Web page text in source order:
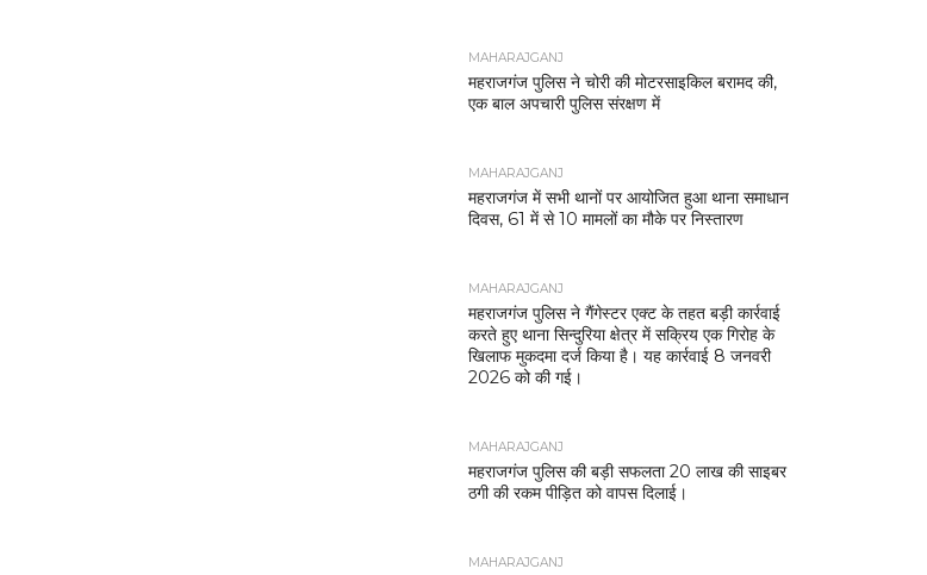
MAHARAJGANJ
महराजगंज पुलिस ने चोरी की मोटरसाइकिल बरामद की,
एक बाल अपचारी पुलिस संरक्षण में
MAHARAJGANJ
महराजगंज में सभी थानों पर आयोजित हुआ थाना समाधान
दिवस, 61 में से 10 मामलों का मौके पर निस्तारण
MAHARAJGANJ
महराजगंज पुलिस ने गैंगेस्टर एक्ट के तहत बड़ी कार्रवाई
करते हुए थाना सिन्दुरिया क्षेत्र में सक्रिय एक गिरोह के
खिलाफ मुकदमा दर्ज किया है। यह कार्रवाई 8 जनवरी
2026 को की गई।
MAHARAJGANJ
महराजगंज पुलिस की बड़ी सफलता 20 लाख की साइबर
ठगी की रकम पीड़ित को वापस दिलाई।
MAHARAJGANJ